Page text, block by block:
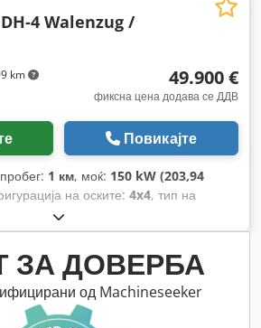
km
4 Walenzug /
49.900 €
фиксна цена додава се ДДВ
Повикајте
1 км, моќ: 150 kW (203,94
на оските: 4x4, тип на
, Година на изградба:
ЗА ДОВЕРБА
од Machineseeker